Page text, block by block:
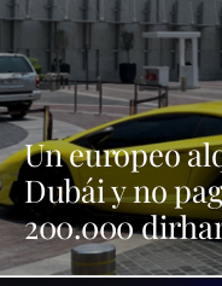
Un europeo
Dubái y no
200.000